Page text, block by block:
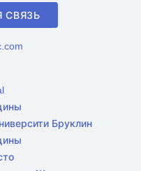
СВЯЗЬ
Бруклин